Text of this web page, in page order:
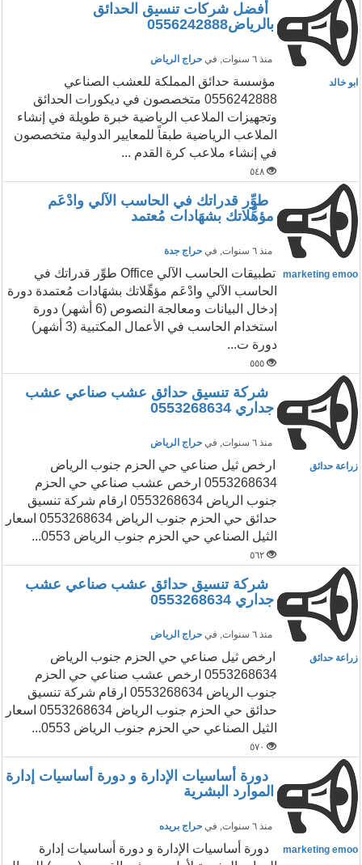
أفضل شركات تنسيق الحدائق
بالرياض0556242888
منذ ٦ سنوات , في حراج الرياض
ابو خالد
مؤسسة حدائق المملكة للعشب الصناعي
0556242888 متخصصون في ديكورات الحدائق
وتجهيزات الملاعب الرياضية خبرة طويلة في إنشاء
الملاعب الرياضية طبقاً للمعايير الدولية متخصصون
في إنشاء ملاعب كرة القدم ...
٥٤٨
طوِّر قدراتك في الحاسب الآلي وادْعَم
مؤهِّلاتك بشهَادات مُعتمد
منذ ٦ سنوات , في حراج جدة
marketing emoo
تطبيقات الحاسب الآلي Office طوِّر قدراتك في
الحاسب الآلي وادْعَم مؤهِّلاتك بشهَادات مُعتمدة دورة
إدخال البيانات ومعالجة النصوص (6 أشهر) دورة
استخدام الحاسب في الأعمال المكتبية (3 أشهر)
دورة ت...
٥٥٥
شركة تنسيق حدائق عشب صناعي عشب
جداري 0553268634
منذ ٦ سنوات , في حراج الرياض
زراعة حدائق
ارخص ثيل صناعي حي الحزم جنوب الرياض
0553268634 ارخص عشب صناعي حي الحزم
جنوب الرياض 0553268634 ارقام شركة تنسيق
حدائق حي الحزم جنوب الرياض 0553268634 اسعار
الثيل الصناعي حي الحزم جنوب الرياض 0553...
٥٦٢
شركة تنسيق حدائق عشب صناعي عشب
جداري 0553268634
منذ ٦ سنوات , في حراج الرياض
زراعة حدائق
ارخص ثيل صناعي حي الحزم جنوب الرياض
0553268634 ارخص عشب صناعي حي الحزم
جنوب الرياض 0553268634 ارقام شركة تنسيق
حدائق حي الحزم جنوب الرياض 0553268634 اسعار
الثيل الصناعي حي الحزم جنوب الرياض 0553...
٥٧٠
دورة أساسيات الإدارة و دورة أساسيات إدارة
الموارد البشرية
منذ ٦ سنوات , في حراج بريده
marketing emoo
دورة أساسيات الإدارة و دورة أساسيات إدارة